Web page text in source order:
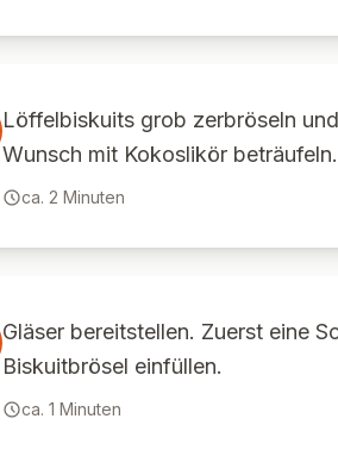
Löffelbiskuits grob zerbröseln
Wunsch mit Kokoslikör beträufeln.
ca. 2 Minuten
Gläser bereitstellen. Zuerst eine
Biskuitbrösel einfüllen.
ca. 1 Minuten